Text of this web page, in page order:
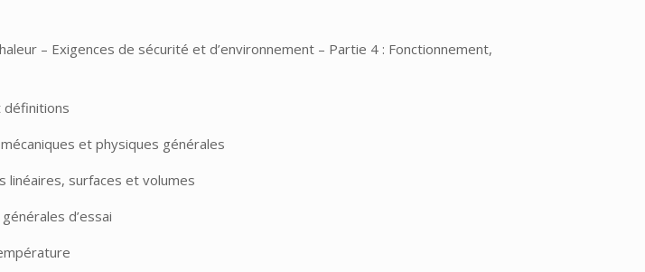
– Exigences de sécurité et d’environnement – Partie 4 : Fonctionnement,
définitions
et physiques générales
linéaires, surfaces et volumes
d’essai